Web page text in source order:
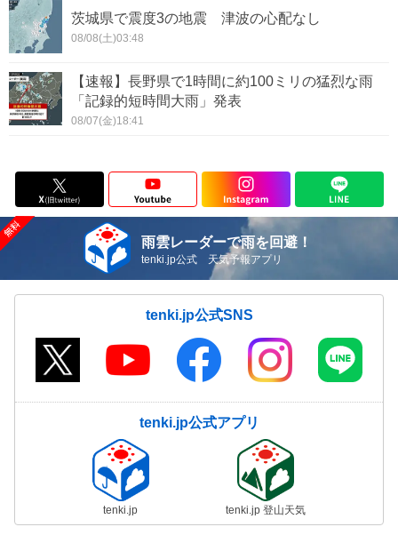
茨城県で震度3の地震 津波の心配なし
08/08(土)03:48
【速報】長野県で1時間に約100ミリの猛烈な雨
「記録的短時間大雨」発表
08/07(金)18:41
雨雲レーダーで雨を回避！
tenki.jp公式 天気予報アプリ
tenki.jp公式SNS
tenki.jp公式アプリ
tenki.jp tenki.jp 登山天気